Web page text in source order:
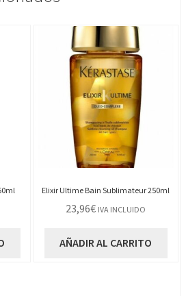
Elixir Ultime Bain Sublimateur 250ml
23,96€ IVA INCLUIDO
AÑADIR AL CARRITO